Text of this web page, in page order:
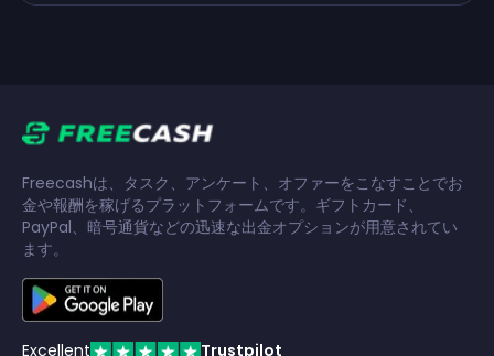
Freecashは、タスク、アンケート、オファーをこなすことでお
金や報酬を稼げるプラットフォームです。ギフトカード、
PayPal、暗号通貨などの迅速な出金オプションが用意されてい
ます。
Excellent Trustpilot